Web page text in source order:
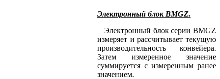
Электронный блок BMGZ.
Электронный блок серии BMGZ
измеряет и рассчитывает текущую
производительность конвейера.
Затем измеренное значение
суммируется с измеренным ранее
значением.